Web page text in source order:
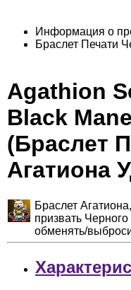
Информация о
Браслет Печати
Agathion
Black
(Браслет
Агатиона
Браслет
призвать
обменять/